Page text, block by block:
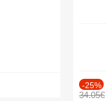
-25%
34.05€